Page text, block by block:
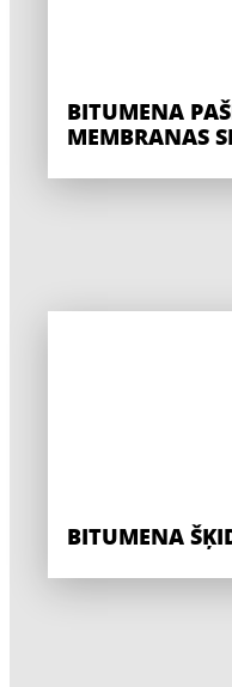
BITUMENA
MEMBRANAS
BITUMENA